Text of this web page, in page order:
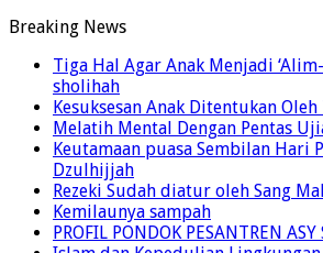
Tiga Hal Agar Anak Menjadi ‘Alim-
sholihah
Kesuksesan Anak Ditentukan
Melatih Mental Dengan Pentas
Keutamaan puasa Sembilan Hari
Dzulhijjah
Rezeki Sudah diatur oleh Sang
Kemilaunya sampah